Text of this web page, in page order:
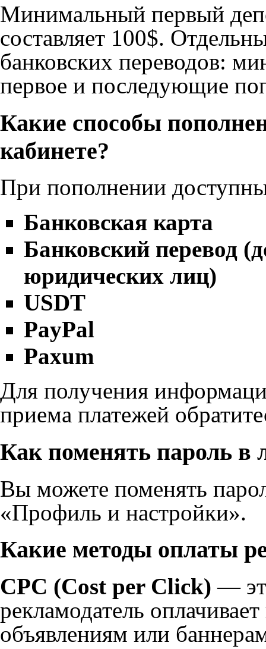
Минимальный первый
составляет 100$.
банковских переводов:
первое и последующие
Какие способы
кабинете?
При пополнении
Банковская карта
Банковский перевод
юридических лиц)
USDT
PayPal
Paxum
Для получения
приема платежей
Как поменять пароль в
Вы можете поменять
«Профиль и настройки».
Какие методы оплаты
CPC (Cost per Click) —
рекламодатель
объявлениям или